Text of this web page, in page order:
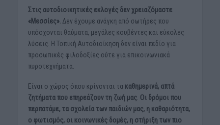
Στις αυτοδιοικητικές εκλογές δεν χρειαζόμαστε
«Μεσσίες». Δεν έχουμε ανάγκη από σωτήρες που
υπόσχονται θαύματα, μεγάλες κουβέντες και εύκολες
λύσεις. Η Τοπική Αυτοδιοίκηση δεν είναι πεδίο για
προσωπικές φιλοδοξίες ούτε για επικοινωνιακά
πυροτεχνήματα.
Είναι ο χώρος όπου κρίνονται τακαθημερινά, απτά
ζητήματα που επηρεάζουν τη ζωή μας. Oι δρόμοι που
περπατάμε, τα σχολεία των παιδιών μας, η καθαριότητα,
ο φωτισμός, οι κοινωνικές δομές, η στήριξη των πιο